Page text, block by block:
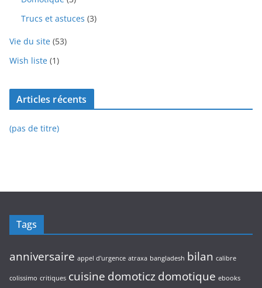
Trucs et astuces (3)
Vie du site (53)
Wish liste (1)
Articles récents
(pas de titre)
Tags
anniversaire appel d'urgence atraxa bangladesh bilan calibre
colissimo critiques cuisine domoticzdomotique ebooks